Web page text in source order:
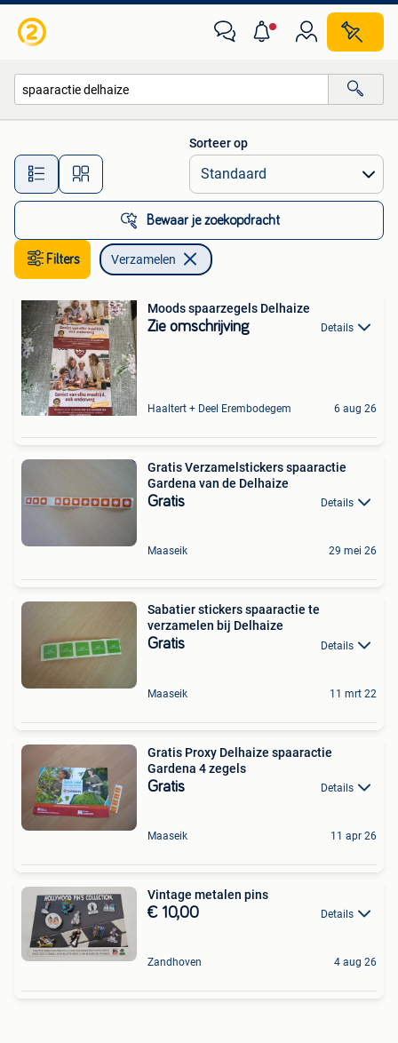
Alle afstanden…
Sorteer op
Bewaar je zoekopdracht
Filters Verzamelen
Moods spaarzegels Delhaize
Zie omschrijving Details
Haaltert + Deel Erembodegem 6 aug 26
Gratis Verzamelstickers spaaractie
Gardena van de Delhaize
Gratis Details
Maaseik 29 mei 26
Sabatier stickers spaaractie te
verzamelen bij Delhaize
Gratis Details
Maaseik 11 mrt 22
Gratis Proxy Delhaize spaaractie
Gardena 4 zegels
Gratis Details
Maaseik 11 apr 26
Vintage metalen pins
€ 10,00 Details
Zandhoven 4 aug 26